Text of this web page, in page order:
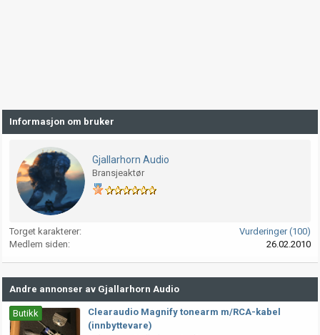
Informasjon om bruker
Gjallarhorn Audio
Bransjeaktør
Torget karakterer
Vurderinger (100)
Medlem siden
26.02.2010
Andre annonser av Gjallarhorn Audio
Butikk
Clearaudio Magnify tonearm m/RCA-kabel
(innbyttevare)